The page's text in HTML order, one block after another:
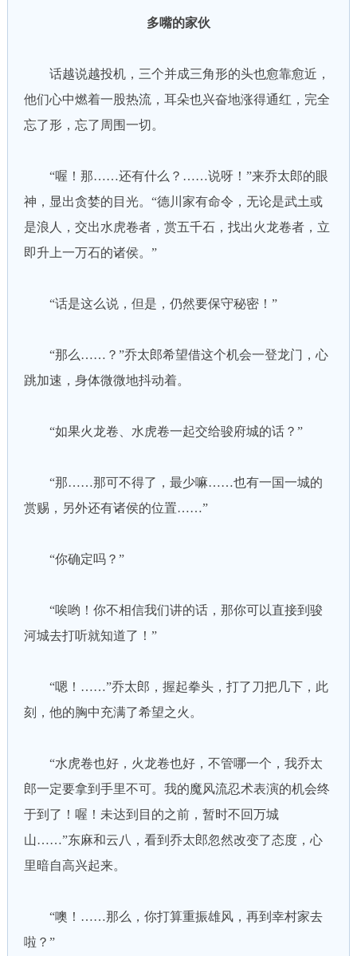
多嘴的家伙
话越说越投机，三个并成三角形的头也愈靠愈近，
他们心中燃着一股热流，耳朵也兴奋地涨得通红，完全
忘了形，忘了周围一切。
“喔！那……还有什么？……说呀！”来乔太郎的眼
神，显出贪婪的目光。“德川家有命令，无论是武土或
是浪人，交出水虎卷者，赏五千石，找出火龙卷者，立
即升上一万石的诸侯。”
“话是这么说，但是，仍然要保守秘密！”
“那么……？”乔太郎希望借这个机会一登龙门，心
跳加速，身体微微地抖动着。
“如果火龙卷、水虎卷一起交给骏府城的话？”
“那……那可不得了，最少嘛……也有一国一城的
赏赐，另外还有诸侯的位置……”
“你确定吗？”
“唉哟！你不相信我们讲的话，那你可以直接到骏
河城去打听就知道了！”
“嗯！……”乔太郎，握起拳头，打了刀把几下，此
刻，他的胸中充满了希望之火。
“水虎卷也好，火龙卷也好，不管哪一个，我乔太
郎一定要拿到手里不可。我的魔风流忍术表演的机会终
于到了！喔！未达到目的之前，暂时不回万城
山……”东麻和云八，看到乔太郎忽然改变了态度，心
里暗自高兴起来。
“噢！……那么，你打算重振雄风，再到幸村家去
啦？”